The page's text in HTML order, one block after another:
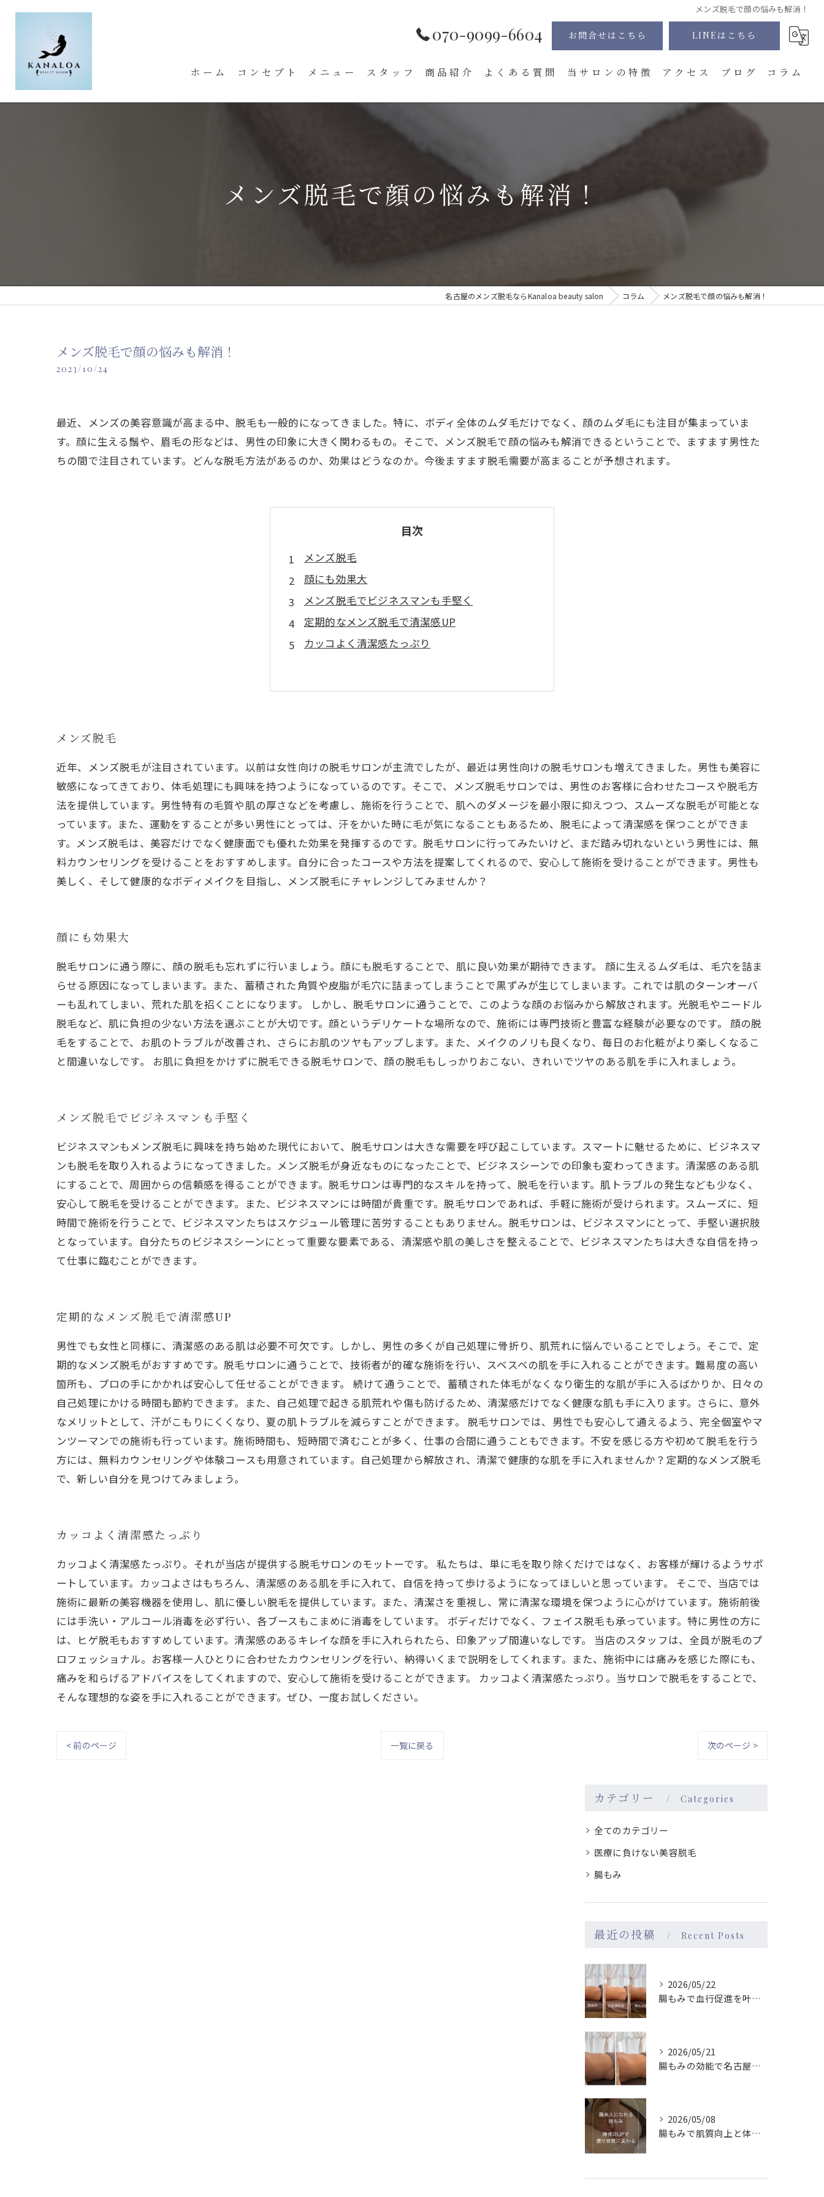
メンズ脱毛で顔の悩みも解消！
070-9099-6604 お問合せはこちら LINEはこちら
ホーム コンセプト メニュー スタッフ 商品紹介 よくある質問 当サロンの特徴
VIO
アクセス ブログ コラム
メンズ脱毛で顔の悩みも解消！
名古屋のメンズ脱毛ならKanaloa beauty salon コラム メンズ脱毛で顔の悩みも解消！
メンズ脱毛で顔の悩みも解消！
2023/10/24
最近、メンズの美容意識が高まる中、脱毛も一般的になってきました。特に、ボディ全体のムダ毛だけでなく、顔のムダ毛にも注目が集まっていま
す。顔に生える鬚や、眉毛の形などは、男性の印象に大きく関わるもの。そこで、メンズ脱毛で顔の悩みも解消できるということで、ますます男性た
ちの間で注目されています。どんな脱毛方法があるのか、効果はどうなのか。今後ますます脱毛需要が高まることが予想されます。
目次
メンズ脱毛
顔にも効果大
メンズ脱毛でビジネスマンも手堅く
定期的なメンズ脱毛で清潔感UP
カッコよく清潔感たっぷり
メンズ脱毛
近年、メンズ脱毛が注目されています。以前は女性向けの脱毛サロンが主流でしたが、最近は男性向けの脱毛サロンも増えてきました。男性も美容に
敏感になってきており、体毛処理にも興味を持つようになっているのです。そこで、メンズ脱毛サロンでは、男性のお客様に合わせたコースや脱毛方
法を提供しています。男性特有の毛質や肌の厚さなどを考慮し、施術を行うことで、肌へのダメージを最小限に抑えつつ、スムーズな脱毛が可能とな
っています。また、運動をすることが多い男性にとっては、汗をかいた時に毛が気になることもあるため、脱毛によって清潔感を保つことができま
す。メンズ脱毛は、美容だけでなく健康面でも優れた効果を発揮するのです。脱毛サロンに行ってみたいけど、まだ踏み切れないという男性には、無
料カウンセリングを受けることをおすすめします。自分に合ったコースや方法を提案してくれるので、安心して施術を受けることができます。男性も
美しく、そして健康的なボディメイクを目指し、メンズ脱毛にチャレンジしてみませんか？
顔にも効果大
脱毛サロンに通う際に、顔の脱毛も忘れずに行いましょう。顔にも脱毛することで、肌に良い効果が期待できます。 顔に生えるムダ毛は、毛穴を詰ま
らせる原因になってしまいます。また、蓄積された角質や皮脂が毛穴に詰まってしまうことで黒ずみが生じてしまいます。これでは肌のターンオーバ
ーも乱れてしまい、荒れた肌を招くことになります。 しかし、脱毛サロンに通うことで、このような顔のお悩みから解放されます。光脱毛やニードル
脱毛など、肌に負担の少ない方法を選ぶことが大切です。顔というデリケートな場所なので、施術には専門技術と豊富な経験が必要なのです。 顔の脱
毛をすることで、お肌のトラブルが改善され、さらにお肌のツヤもアップします。また、メイクのノリも良くなり、毎日のお化粧がより楽しくなるこ
と間違いなしです。 お肌に負担をかけずに脱毛できる脱毛サロンで、顔の脱毛もしっかりおこない、きれいでツヤのある肌を手に入れましょう。
メンズ脱毛でビジネスマンも手堅く
ビジネスマンもメンズ脱毛に興味を持ち始めた現代において、脱毛サロンは大きな需要を呼び起こしています。スマートに魅せるために、ビジネスマ
ンも脱毛を取り入れるようになってきました。メンズ脱毛が身近なものになったことで、ビジネスシーンでの印象も変わってきます。清潔感のある肌
にすることで、周囲からの信頼感を得ることができます。脱毛サロンは専門的なスキルを持って、脱毛を行います。肌トラブルの発生なども少なく、
安心して脱毛を受けることができます。また、ビジネスマンには時間が貴重です。脱毛サロンであれば、手軽に施術が受けられます。スムーズに、短
時間で施術を行うことで、ビジネスマンたちはスケジュール管理に苦労することもありません。脱毛サロンは、ビジネスマンにとって、手堅い選択肢
となっています。自分たちのビジネスシーンにとって重要な要素である、清潔感や肌の美しさを整えることで、ビジネスマンたちは大きな自信を持っ
て仕事に臨むことができます。
定期的なメンズ脱毛で清潔感UP
男性でも女性と同様に、清潔感のある肌は必要不可欠です。しかし、男性の多くが自己処理に骨折り、肌荒れに悩んでいることでしょう。そこで、定
期的なメンズ脱毛がおすすめです。脱毛サロンに通うことで、技術者が的確な施術を行い、スベスベの肌を手に入れることができます。難易度の高い
箇所も、プロの手にかかれば安心して任せることができます。 続けて通うことで、蓄積された体毛がなくなり衛生的な肌が手に入るばかりか、日々の
自己処理にかける時間も節約できます。また、自己処理で起きる肌荒れや傷も防げるため、清潔感だけでなく健康な肌も手に入ります。さらに、意外
なメリットとして、汗がこもりにくくなり、夏の肌トラブルを減らすことができます。 脱毛サロンでは、男性でも安心して通えるよう、完全個室やマ
ンツーマンでの施術も行っています。施術時間も、短時間で済むことが多く、仕事の合間に通うこともできます。不安を感じる方や初めて脱毛を行う
方には、無料カウンセリングや体験コースも用意されています。自己処理から解放され、清潔で健康的な肌を手に入れませんか？定期的なメンズ脱毛
で、新しい自分を見つけてみましょう。
カッコよく清潔感たっぷり
カッコよく清潔感たっぷり。それが当店が提供する脱毛サロンのモットーです。 私たちは、単に毛を取り除くだけではなく、お客様が輝けるようサポ
ートしています。カッコよさはもちろん、清潔感のある肌を手に入れて、自信を持って歩けるようになってほしいと思っています。 そこで、当店では
施術に最新の美容機器を使用し、肌に優しい脱毛を提供しています。また、清潔さを重視し、常に清潔な環境を保つように心がけています。施術前後
には手洗い・アルコール消毒を必ず行い、各ブースもこまめに消毒をしています。 ボディだけでなく、フェイス脱毛も承っています。特に男性の方に
は、ヒゲ脱毛もおすすめしています。清潔感のあるキレイな顔を手に入れられたら、印象アップ間違いなしです。 当店のスタッフは、全員が脱毛のプ
ロフェッショナル。お客様一人ひとりに合わせたカウンセリングを行い、納得いくまで説明をしてくれます。また、施術中には痛みを感じた際にも、
痛みを和らげるアドバイスをしてくれますので、安心して施術を受けることができます。 カッコよく清潔感たっぷり。当サロンで脱毛をすることで、
そんな理想的な姿を手に入れることができます。ぜひ、一度お試しください。
< 前のページ 一覧に戻る 次のページ >
カテゴリー Categories
全てのカテゴリー
医療に負けない美容脱毛
腸もみ
最近の投稿 Recent Posts
2026/05/22
腸もみで血行促進を叶え名古屋駅近で巡りもメンタルも整える実感ガイド
2026/05/21
腸もみの効能で名古屋駅周辺の女性が体質改善を実感する理由と続けやすさ徹底ガイド
2026/05/08
腸もみで肌質向上と体質改善を名古屋駅エリアで目指す方法